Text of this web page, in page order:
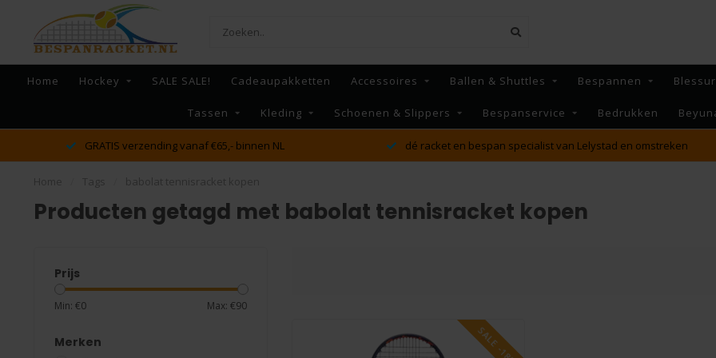
Home Hockey SALE SALE! Cadeaupakketten Accessoires Ballen & Shuttles Bespannen
Tassen Kleding Schoenen & Slippers Bespanservice Bedrukken
vanaf €65,- binnen NL dé racket en bespan specialist van Lelystad en omstreken
MAANDAG t/m
Producten getagd met babolat tennisracket kopen
Prijs
Min: €0 Max: €90
Merken SALE -18%